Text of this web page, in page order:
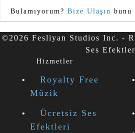
Bulamıyorum? Bize Ulaşın bunu
©2026 Fesliyan Studios Inc. -
Ses
Hizmetler
Royalty Free
Müzik
Ücretsiz Ses
Efektleri